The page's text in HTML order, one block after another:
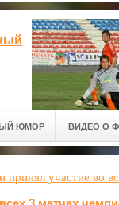
ЮМОР ВИДЕО О
принял участие во